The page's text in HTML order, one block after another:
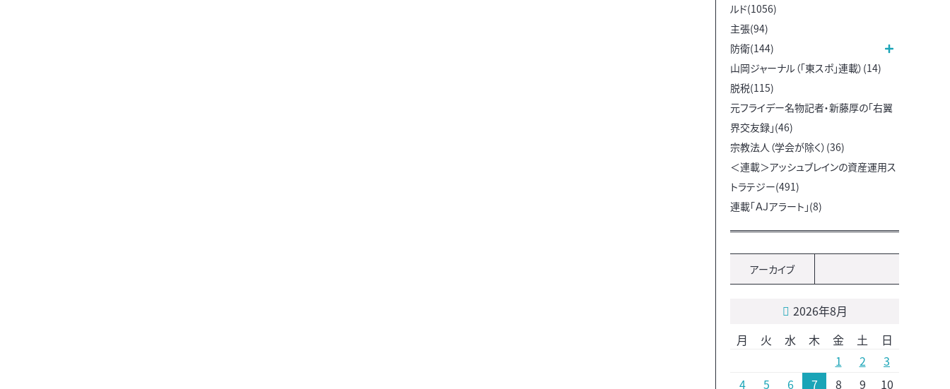
ルド(1056)
主張(94)
防衛(144)
山岡ジャーナル（「東スポ」連載）(14)
脱税(115)
元フライデー名物記者・新藤厚の「右翼
界交友録」(46)
宗教法人（学会が除く）(36)
＜連載＞アッシュブレインの資産運用ス
トラテジー(491)
連載「ＡＪアラート」(8)
アーカイブ
2026年8月
月
火 水 木 金 土
日
1
2
3
4
5 6 7 8 9 10